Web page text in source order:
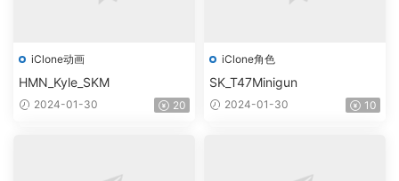
iClone动画
HMN_Kyle_SKM
2024-01-30 20
iClone角色
SK_T47Minigun
2024-01-30 10